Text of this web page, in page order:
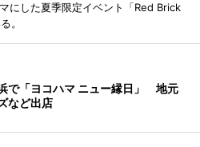
にした夏季限定イベント「Red Brick
。
で「ヨコハマ ニュー縁日」 地元
など出店